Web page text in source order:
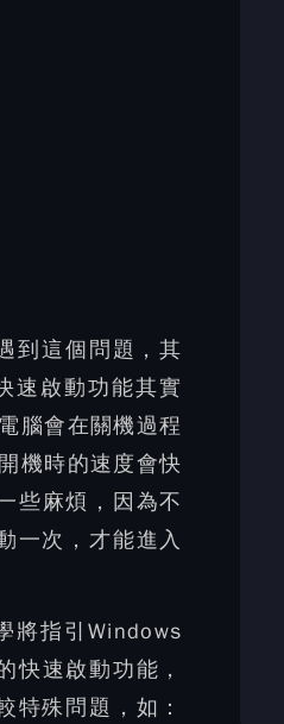
到這個問題，其
速啟動功能其實
腦會在關機過程
機時的速度會快
些麻煩，因為不
一次，才能進入
將指引Windows
快速啟動功能，
特殊問題，如：